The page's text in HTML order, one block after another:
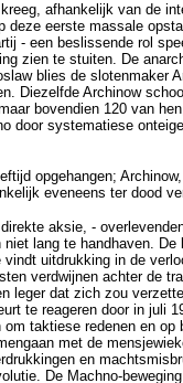
afhankelijk van de
eerste massale
- een beslissende rol
zien te stuiten. De
blies de
Diezelfde Archinow
bovendien 120 van
door systematiese
opgehangen;
eveneens ter dood
aksie, -
lang te handhaven.
uitdrukking in de
verdwijnen achter
leger dat zich zou
te reageren door in
taktiese redenen en
met de
en
De Machno-